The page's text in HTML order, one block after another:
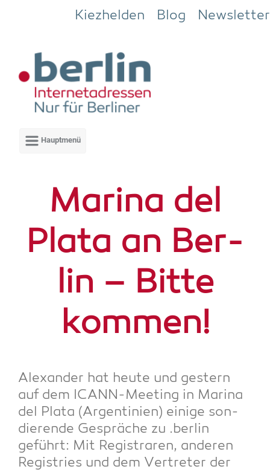
Zum Hauptinhalt springen
Kiezhelden Blog Newsletter
Mari­na del
Pla­ta an Ber­
lin – Bit­te
kommen!
Alex­an­der hat heu­te und ges­tern
auf dem ICANN-Mee­ting in Mari­na
del Pla­ta (Argen­ti­ni­en) eini­ge son­
die­ren­de Gesprä­che zu .ber­lin
geführt: Mit Regis­tra­ren, ande­ren
Regis­tries und dem Ver­tre­ter der